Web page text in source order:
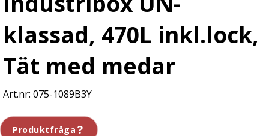
klassad, 470L inkl.lock,
Tät med medar
075-1089B3Y
Produktfråga